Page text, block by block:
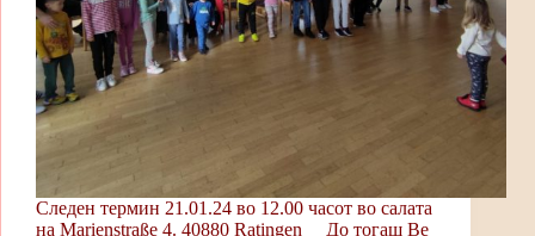
Следен термин 21.01.24 во 12.00 часот во салата
на Marienstraße 4. 40880 Ratingen До тогаш Ве